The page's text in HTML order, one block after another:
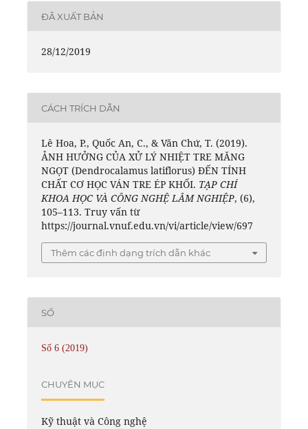
ĐÃ XUẤT BẢN
28/12/2019
CÁCH TRÍCH DẪN
Lê Hoa, P., Quốc An, C., & Văn Chứ, T. (2019).
ẢNH HƯỞNG CỦA XỬ LÝ NHIỆT TRE MĂNG
NGỌT (Dendrocalamus latiflorus) ĐẾN TÍNH
CHẤT CƠ HỌC VÁN TRE ÉP KHỐI. TẠP CHÍ
KHOA HỌC VÀ CÔNG NGHỆ LÂM NGHIỆP, (6),
105–113. Truy vấn từ
https://journal.vnuf.edu.vn/vi/article/view/697
Thêm các định dạng trích dẫn khác
SỐ
Số 6 (2019)
CHUYÊN MỤC
Kỹ thuật và Công nghệ